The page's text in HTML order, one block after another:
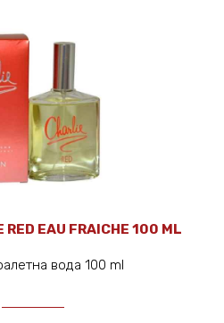
RED EAU FRAICHE 100 ML
вода 100 ml